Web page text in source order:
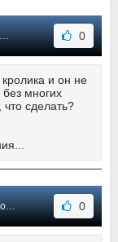
0
и он не
без многих
сделать?
0